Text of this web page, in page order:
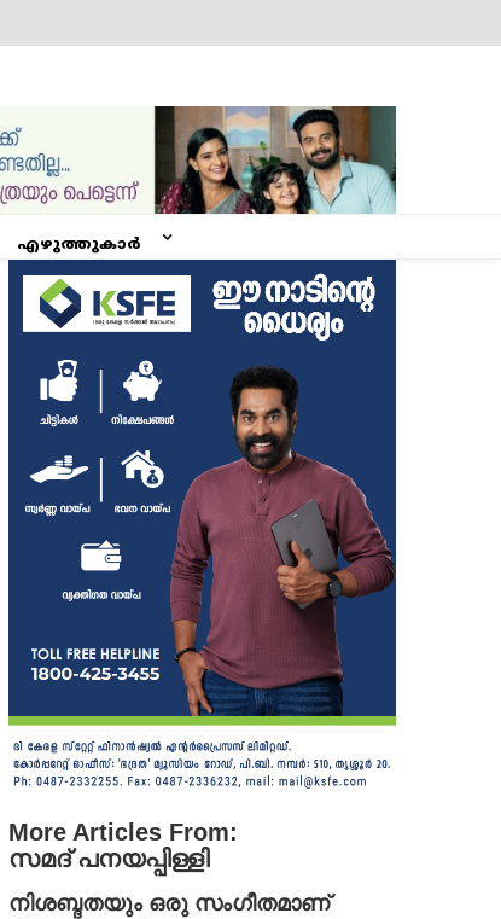
എഴുത്തുകാർ
More Articles From:
സമദ് പനയപ്പിള്ളി
നിശബ്ദതയും ഒരു സംഗീതമാണ്